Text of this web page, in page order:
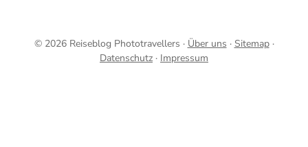
© 2026 Reiseblog Phototravellers · Über uns · Sitemap·
Datenschutz · Impressum